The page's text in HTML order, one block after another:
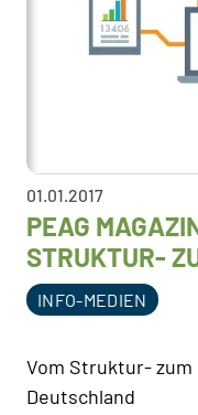
01.01.2017
PEAG
STRUKTUR-
INFO-MEDIEN
Vom Struktur-
Deutschland